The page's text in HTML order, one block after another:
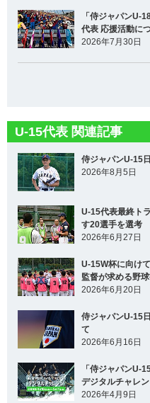
「侍ジャパンU-
代表 応援活動に
2026年7月30日
U-15代表 関連記事
侍ジャパンU-15
2026年8月5日
U-15代表最終ト
す20選手を選考
2026年6月27日
U-15W杯に向け
監督が求める野
2026年6月20日
侍ジャパンU-15
て
2026年6月16日
「侍ジャパンU-
デジタルチャレ
2026年4月9日